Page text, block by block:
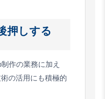
押しする
作の業務に加え
の活用にも積極的